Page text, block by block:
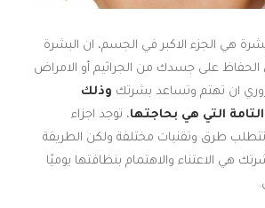
هي الجزء الاكبر في الجسم، ان البشرة
الحفاظ على جسدك من الجراثيم أو الامراض
ان تهتم وتساعد بشرتك وذلك
التي هي بحاجتها، توجد اجزاء
طرق وتقنيات مختلفة ولكن الطريقة
هي الاعتناء والاهتمام بنظافتها يوميًا